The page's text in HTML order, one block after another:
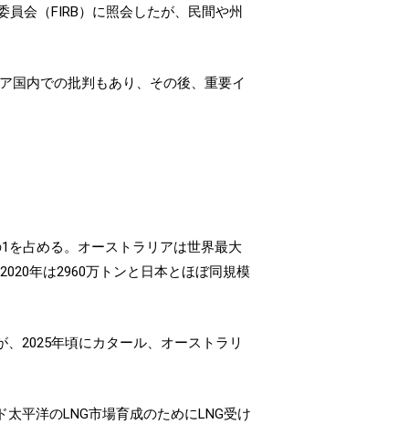
会（FIRB）に照会したが、民間や州
国内での批判もあり、その後、重要イ
を占める。オーストラリアは世界最大
年は2960万トンと日本とほぼ同規模
2025年頃にカタール、オーストラリ
平洋のLNG市場育成のためにLNG受け